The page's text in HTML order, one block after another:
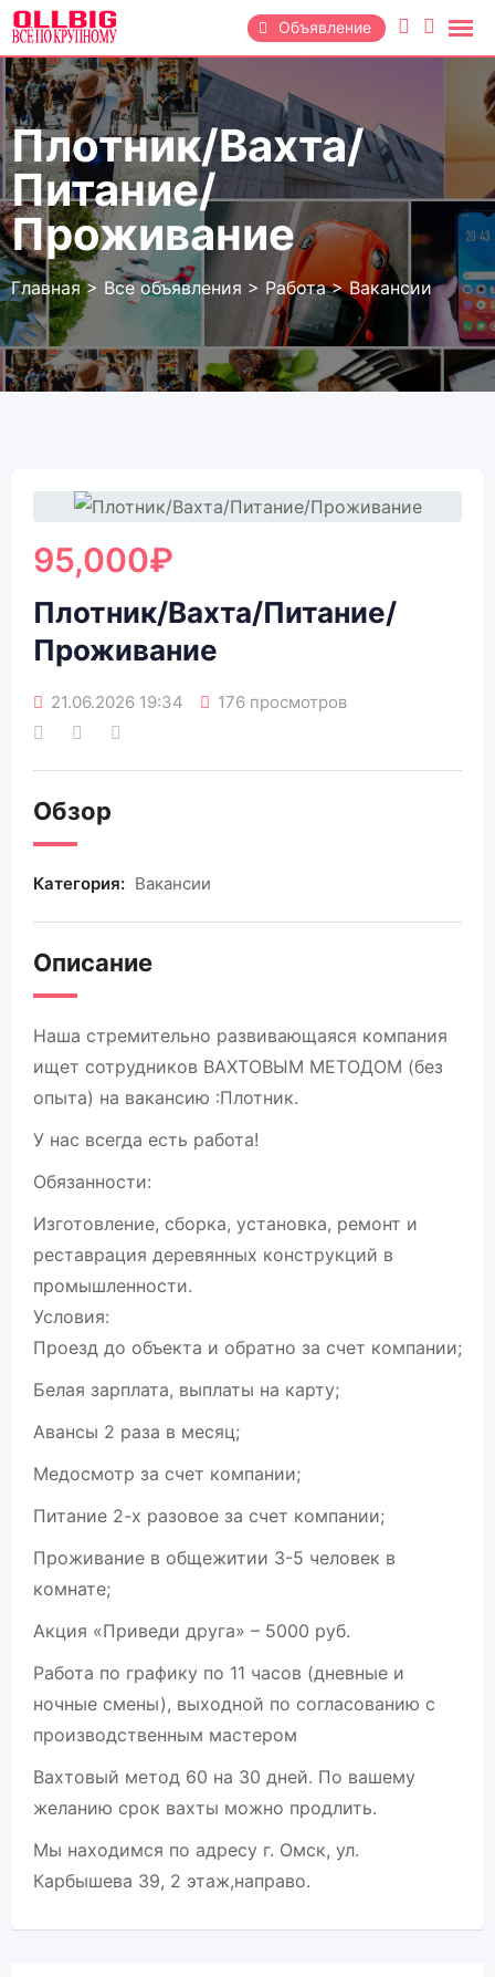
Перейти
содержанию
Объявление
Плотник/Вахта/
Питание/
Проживание
Главная> Все объявления > Работа>Вакансии
95,000₽
Плотник/Вахта/Питание/
Проживание
21.06.2026 19:34 176 просмотров
Обзор
Категория: Вакансии
Описание
Наша стремительно развивающаяся компания
ищет сотрудников ВАХТОВЫМ МЕТОДОМ (без
опыта) на вакансию :Плотник.
У нас всегда есть работа!
Обязанности:
Изготовление, сборка, установка, ремонт и
реставрация деревянных конструкций в
промышленности.
Условия:
Проезд до объекта и обратно за счет компании;
Белая зарплата, выплаты на карту;
Авансы 2 раза в месяц;
Медосмотр за счет компании;
Питание 2-х разовое за счет компании;
Проживание в общежитии 3-5 человек в
комнате;
Акция «Приведи друга» – 5000 руб.
Работа по графику по 11 часов (дневные и
ночные смены), выходной по согласованию с
производственным мастером
Вахтовый метод 60 на 30 дней. По вашему
желанию срок вахты можно продлить.
Мы находимся по адресу г. Омск, ул.
Карбышева 39, 2 этаж,направо.